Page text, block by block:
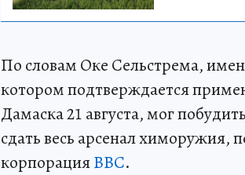
По словам Оке Сельстрема,
котором подтверждается
Дамаска 21 августа, мог
сдать весь арсенал химоружия,
корпорацияВВС.